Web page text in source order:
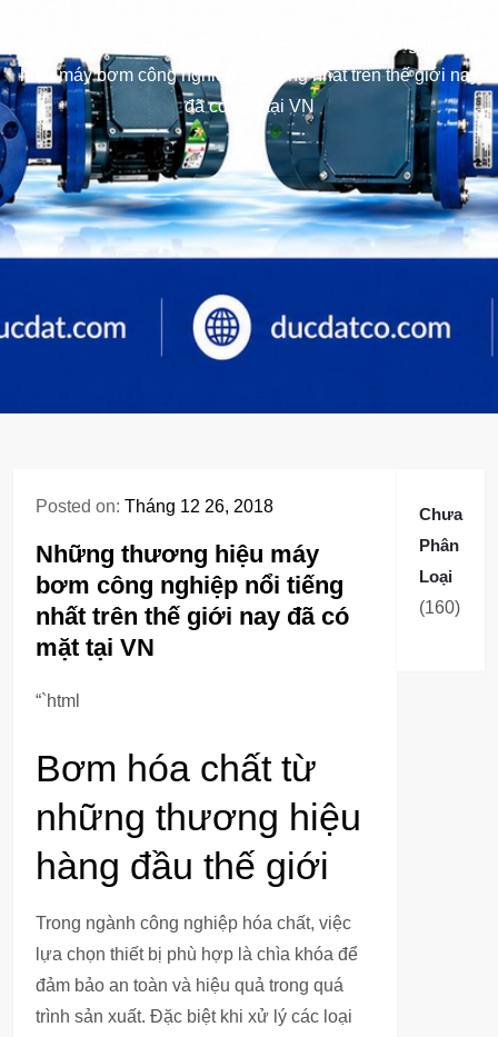
Những thương
hiệu máy bơm công nghiệp nổi tiếng nhất trên thế giới nay
đã có mặt tại VN
Posted on: Tháng 12 26, 2018
Những thương hiệu máy
bơm công nghiệp nổi tiếng
nhất trên thế giới nay đã có
mặt tại VN
“`html
Bơm hóa chất từ
những thương hiệu
hàng đầu thế giới
Trong ngành công nghiệp hóa chất, việc
lựa chọn thiết bị phù hợp là chìa khóa để
đảm bảo an toàn và hiệu quả trong quá
trình sản xuất. Đặc biệt khi xử lý các loại
Chưa
Phân
Loại
160160